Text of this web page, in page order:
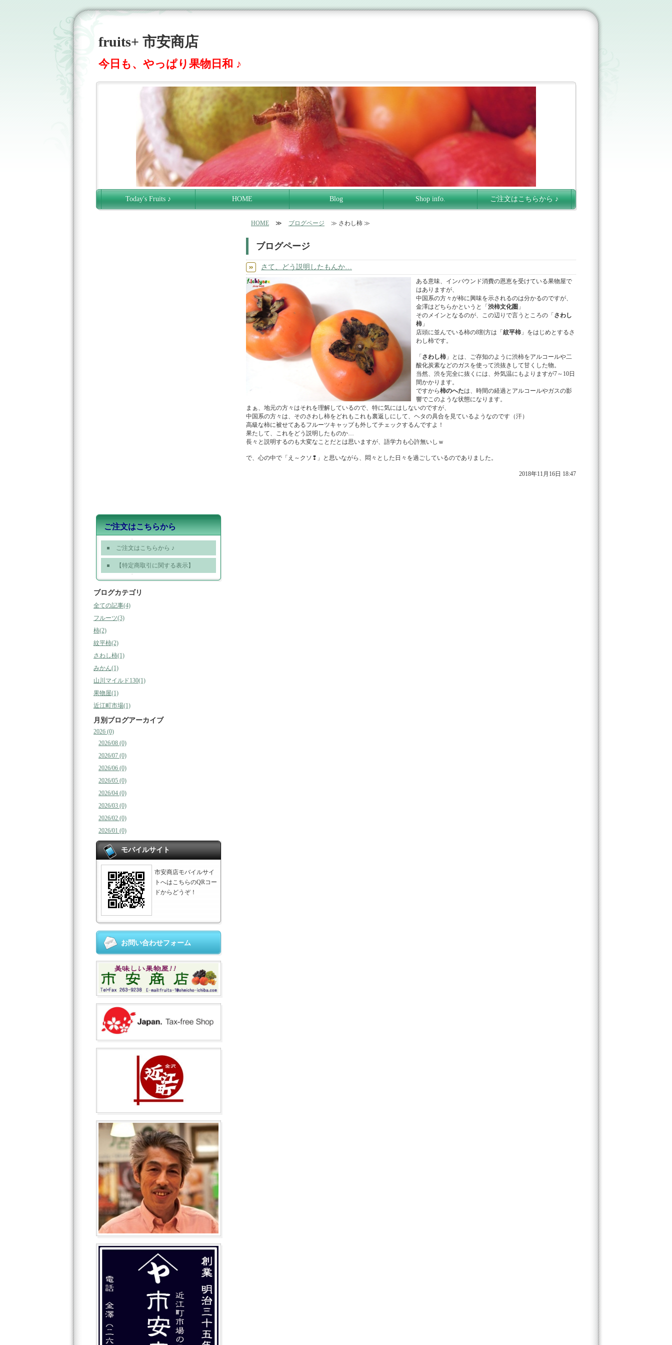
fruits+ 市安商店
今日も、やっぱり果物日和 ♪
Today's Fruits ♪ HOME Blog Shop info. ご注文はこちらから ♪
HOME ≫ ブログページ ≫ さわし柿 ≫
ブログページ
さて、どう説明したもんか…
ある意味、インバウンド消費の恩恵を受けている果物屋で
はありますが、
中国系の方々が柿に興味を示されるのは分かるのですが、
金澤はどちらかというと「 渋柿文化圏 」
そのメインとなるのが、この辺りで言うところの「 さわし
柿 」
店頭に並んでいる柿の8割方は「 紋平柿 」をはじめとするさ
わし柿です。
「 さわし柿 」とは、ご存知のように渋柿をアルコールや二
酸化炭素などのガスを使って渋抜きして甘くした物。
当然、渋を完全に抜くには、外気温にもよりますが7～10日
間かかります。
ですから柿のへたは、時間の経過とアルコールやガスの影
響でこのような状態になります。
まぁ、地元の方々はそれを理解しているので、特に気にはしないのですが、
中国系の方々は、そのさわし柿をどれもこれも裏返しにして、ヘタの具合を見ているようなのです（汗）
高級な柿に被せてあるフルーツキャップも外してチェックするんですよ！
果たして、これをどう説明したものか…
長々と説明するのも大変なことだとは思いますが、語学力も心許無いしｗ
で、心の中で「え～クソ❢」と思いながら、悶々とした日々を過ごしているのでありました。
2018年11月16日 18:47
ご注文はこちらから
ご注文はこちらから ♪
【特定商取引に関する表示】
ブログカテゴリ
全ての記事(4)
フルーツ(3)
柿(2)
紋平柿(2)
さわし柿(1)
みかん(1)
山川マイルド130(1)
果物屋(1)
近江町市場(1)
月別ブログアーカイブ
2026 (0)
2026/08 (0)
2026/07 (0)
2026/06 (0)
2026/05 (0)
2026/04 (0)
2026/03 (0)
2026/02 (0)
2026/01 (0)
モバイルサイト
市安商店モバイルサイ
トへはこちらのQRコー
ドからどうぞ！
お問い合わせフォーム